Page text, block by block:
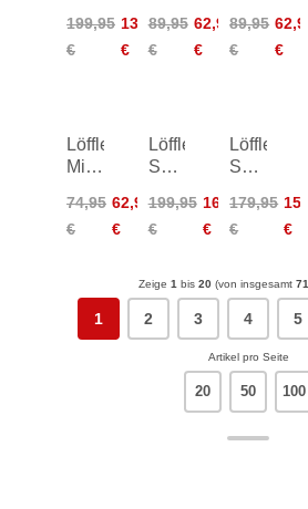
ÖSV
199,95
€
139,95
€
ÖSV
89,95
€
62,95
€
Women
ÖSV
89,95
€
€
Löffler
Midlayer
Women
74,95
€
62,95
€
Löffler
Skys
Bike
Bibshorts
199,95
€
169,95
€
Löffler
Skys-
TSL
Bike
179,95
€
€
Zeige 1bis 20(von insgesamt
1 2 3 4 5
Artikel pro Seite
20 50 100